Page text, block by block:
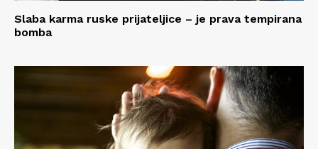
Slaba karma ruske prijateljice – je prava tempirana
bomba